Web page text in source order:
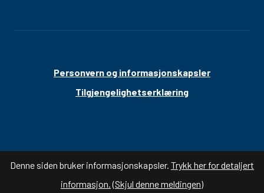
Personvern og informasjonskapsler
Tilgjengelighetserklæring
Denne siden bruker informasjonskapsler. Trykk her for detaljert
informasjon. (Skjul denne meldingen)